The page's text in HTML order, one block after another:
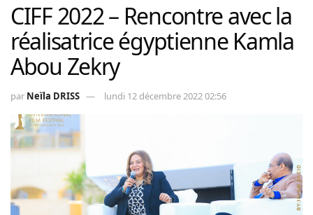
CIFF 2022 – Rencontre avec la
réalisatrice égyptienne Kamla
Abou Zekry
par Neïla DRISS lundi 12 décembre 2022 02:56